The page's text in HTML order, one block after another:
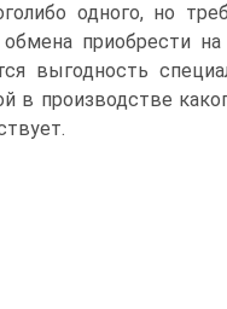
одного, но
обмена приобрести
выгодность
в производстве